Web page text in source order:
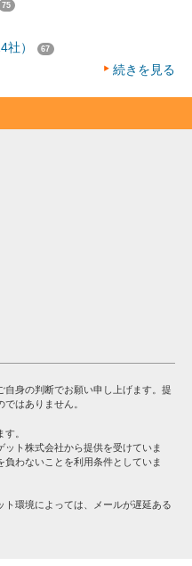
75
） 67
続きを見る
身の判断でお願い申し上げます。提
はありません。
。
ト株式会社から提供を受けていま
わないことを利用条件としていま
環境によっては、メールが遅延ある